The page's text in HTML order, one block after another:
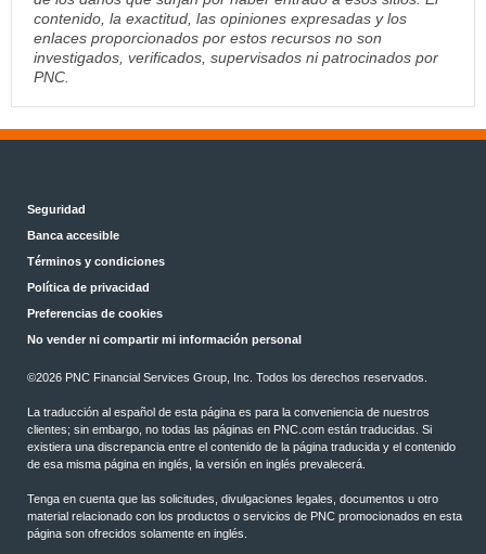
contenido, la exactitud, las opiniones expresadas y los
enlaces proporcionados por estos recursos no son
investigados, verificados, supervisados ni patrocinados por
PNC.
Seguridad
Banca accesible
Términos y condiciones
Política de privacidad
Preferencias de cookies
No vender ni compartir mi información personal
©2026 PNC Financial Services Group, Inc. Todos los derechos reservados.
La traducción al español de esta página es para la conveniencia de nuestros
clientes; sin embargo, no todas las páginas en PNC.com están traducidas. Si
existiera una discrepancia entre el contenido de la página traducida y el contenido
de esa misma página en inglés, la versión en inglés prevalecerá.
Tenga en cuenta que las solicitudes, divulgaciones legales, documentos u otro
material relacionado con los productos o servicios de PNC promocionados en esta
página son ofrecidos solamente en inglés.